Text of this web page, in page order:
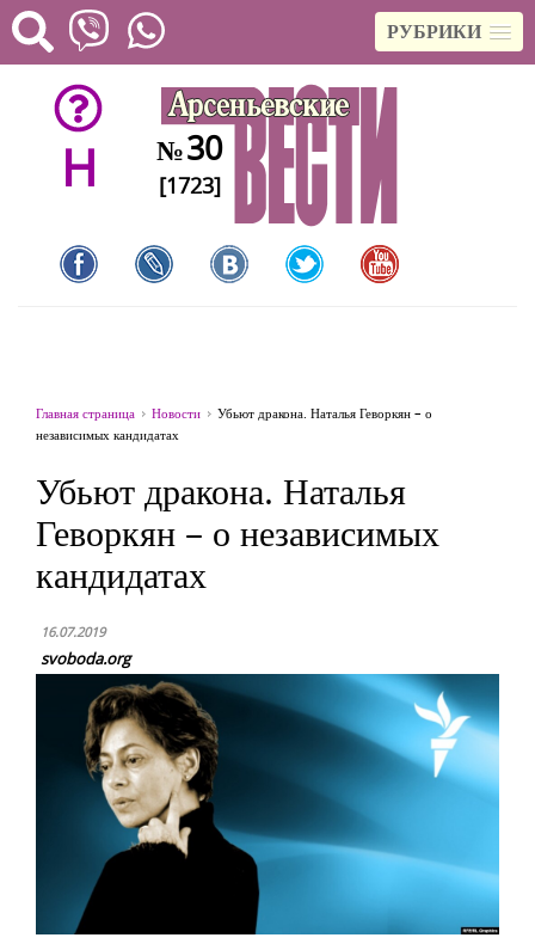
РУБРИКИ
H №30
[1723]
Главная страница Новости
Убьют дракона. Наталья Геворкян – о
независимых кандидатах
Убьют дракона. Наталья
Геворкян – о независимых
кандидатах
16.07.2019
svoboda.org